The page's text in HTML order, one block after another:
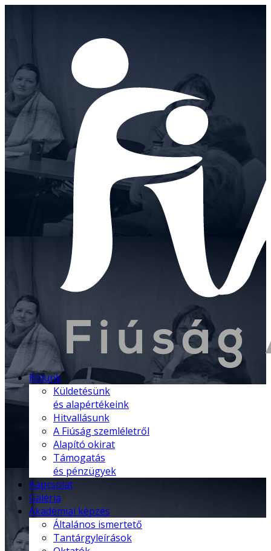
Rólunk
Küldetésünk
és alapértékeink
Hitvallásunk
A Fiúság szemléletről
Alapító okirat
Támogatás
és pénzügyek
Kapcsolat
Galéria
Akadémiai képzés
Általános ismertető
Tantárgyleírások